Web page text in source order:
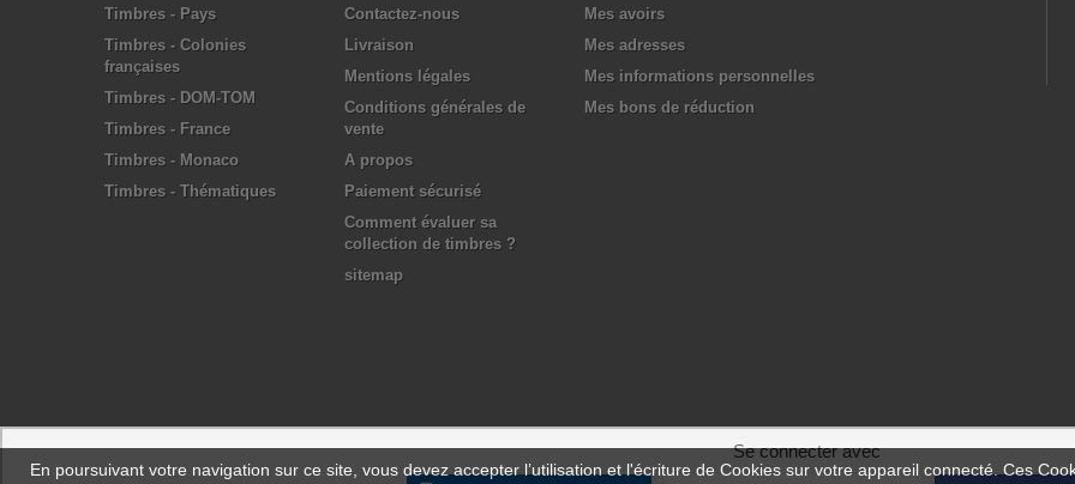
Timbres - Pays
Timbres - Colonies
françaises
Timbres - DOM-TOM
Timbres - France
Timbres - Monaco
Timbres - Thématiques
Contactez-nous
Livraison
Mentions légales
Conditions générales de
vente
A propos
Paiement sécurisé
Comment évaluer sa
collection de timbres ?
sitemap
Mes avoirs
Mes adresses
Mes informations personnelles
Mes bons de réduction
En poursuivant votre navigation sur ce site, vous devez accepter l’utilisation et l'écriture de Cookies sur votre appareil connecté. Ces
Se connecter avec